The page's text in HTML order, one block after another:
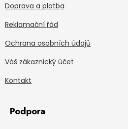
Doprava a platba
Reklamační řád
Ochrana osobních údajů
Váš zákaznický účet
Kontakt
Podpora